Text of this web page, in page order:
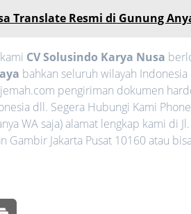
Translate Resmi di Gunung
CV Solusindo Karya Nusa
bahkan seluruh wilayah
pengiriman dokumen
dll. Segera Hubungi Kami
WA saja) alamat lengkap kami di
Gambir Jakarta Pusat 10160 atau